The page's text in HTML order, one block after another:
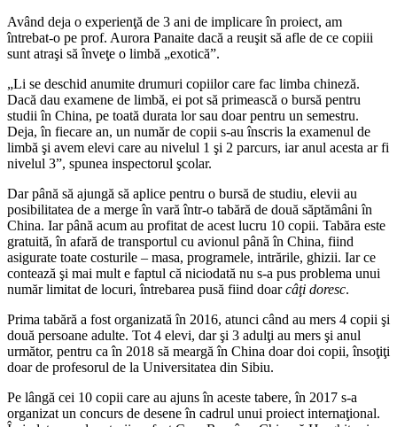
Având deja o experienţă de 3 ani de implicare în proiect, am
întrebat-o pe prof. Aurora Panaite dacă a reuşit să afle de ce copiii
sunt atraşi să înveţe o limbă „exotică”.
„Li se deschid anumite drumuri copiilor care fac limba chineză.
Dacă dau examene de limbă, ei pot să primească o bursă pentru
studii în China, pe toată durata lor sau doar pentru un semestru.
Deja, în fiecare an, un număr de copii s-au înscris la examenul de
limbă şi avem elevi care au nivelul 1 şi 2 parcurs, iar anul acesta ar fi
nivelul 3”, spunea inspectorul şcolar.
Dar până să ajungă să aplice pentru o bursă de studiu, elevii au
posibilitatea de a merge în vară într-o tabără de două săptămâni în
China. Iar până acum au profitat de acest lucru 10 copii. Tabăra este
gratuită, în afară de transportul cu avionul până în China, fiind
asigurate toate costurile – masa, programele, intrările, ghizii. Iar ce
contează şi mai mult e faptul că niciodată nu s-a pus problema unui
număr limitat de locuri, întrebarea pusă fiind doarcâţi doresc.
Prima tabără a fost organizată în 2016, atunci când au mers 4 copii şi
două persoane adulte. Tot 4 elevi, dar şi 3 adulţi au mers şi anul
următor, pentru ca în 2018 să meargă în China doar doi copii, însoţiţi
doar de profesorul de la Universitatea din Sibiu.
Pe lângă cei 10 copii care au ajuns în aceste tabere, în 2017 s-a
organizat un concurs de desene în cadrul unui proiect internaţional.